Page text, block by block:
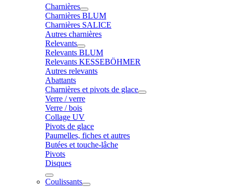
Charnières
Charnières BLUM
Charnières SALICE
Autres charnières
Relevants
Relevants BLUM
Relevants KESSEBÖHMER
Autres relevants
Abattants
Charnières et pivots de glace
Verre / verre
Verre / bois
Collage UV
Pivots de glace
Paumelles, fiches et autres
Butées et touche-lâche
Pivots
Disques
Coulissants